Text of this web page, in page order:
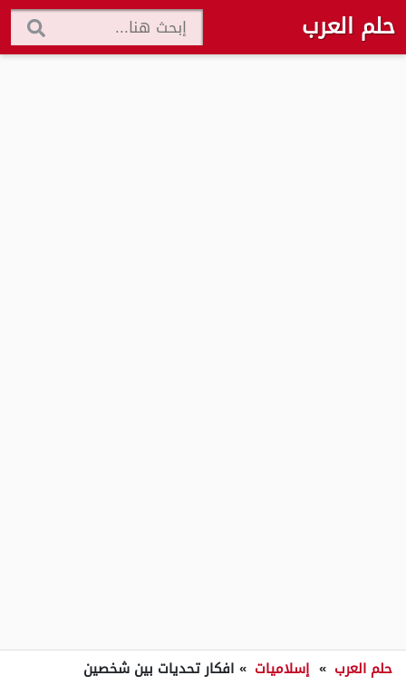
حلم العرب
حلم العرب » إسلاميات » افكار تحديات بين شخصين